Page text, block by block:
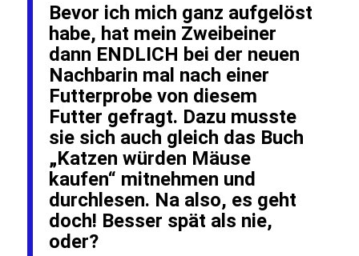
Bevor ich mich ganz aufgelöst
habe, hat mein Zweibeiner
dann ENDLICH bei der neuen
Nachbarin mal nach einer
Futterprobe von diesem
Futter gefragt. Dazu musste
sie sich auch gleich das Buch
„Katzen würden Mäuse
kaufen“ mitnehmen und
durchlesen. Na also, es geht
doch! Besser spät als nie,
oder?